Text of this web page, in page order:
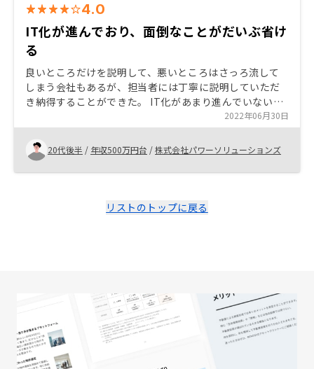
4.0
IT化が進んでおり、面倒なことがだいぶ省け
る
良いところだけを説明して、悪いところはさっろ流して
しまう会社もあるが、担当者には丁寧に説明していただ
き納得することができた。 IT化があまり進んでいない不
動産業界だが、アプリで契約から運用まで面倒見れるこ
とは非常にありがたいと感じた。
2022年06月30日
20代後半 / 年収500万円台 /株式会社パワーソリューションズ
リストのトップに戻る